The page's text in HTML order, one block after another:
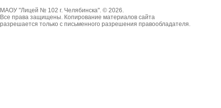
МАОУ "Лицей № 102 г. Челябинска". © 2026.
Все права защищены. Копирование материалов сайта
разрешается только с письменного разрешения правообладателя.